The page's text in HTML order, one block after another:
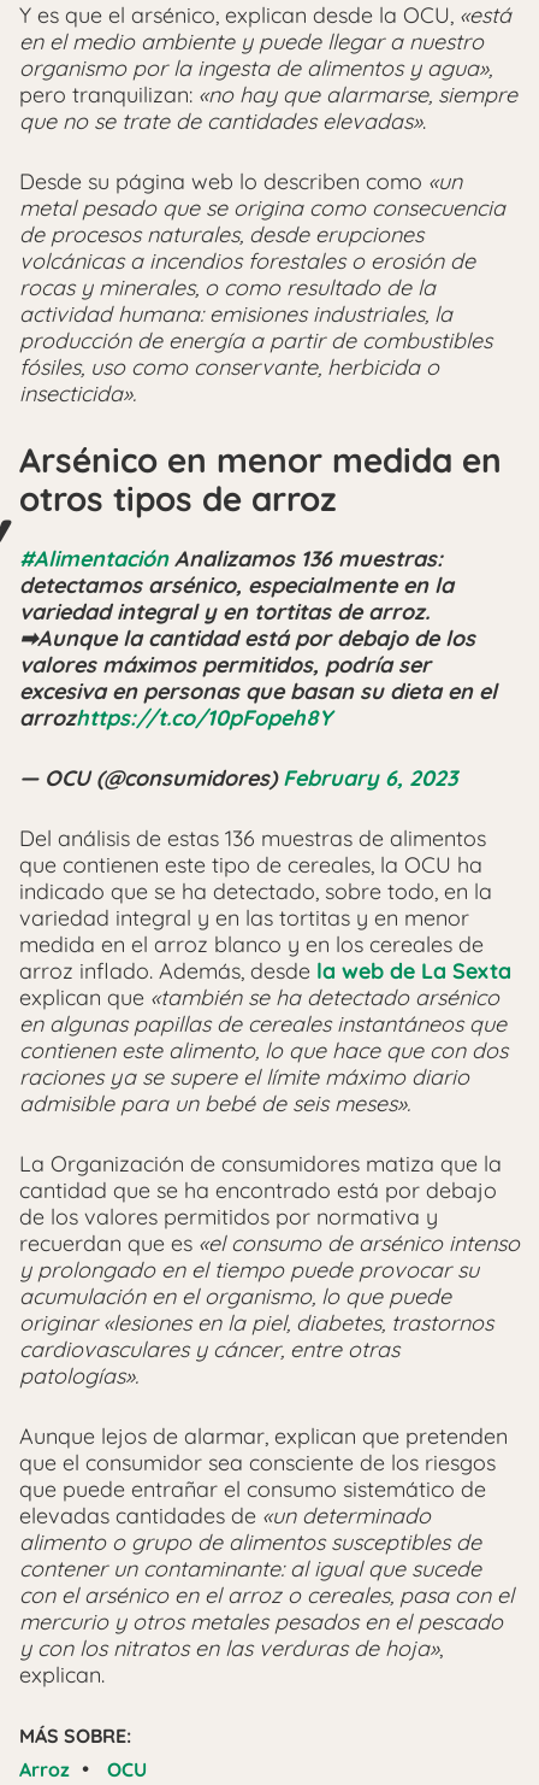
Y es que el arsénico, explican desde la OCU, «está
en el medio ambiente y puede llegar a nuestro
organismo por la ingesta de alimentos y agua»,
pero tranquilizan: «no hay que alarmarse, siempre
que no se trate de cantidades elevadas».
Desde su página web lo describen como «un
metal pesado que se origina como consecuencia
de procesos naturales, desde erupciones
volcánicas a incendios forestales o erosión de
rocas y minerales, o como resultado de la
actividad humana: emisiones industriales, la
producción de energía a partir de combustibles
fósiles, uso como conservante, herbicida o
insecticida».
Arsénico en menor medida en
otros tipos de arroz
#AlimentaciónAnalizamos 136 muestras:
detectamos arsénico, especialmente en la
variedad integral y en tortitas de arroz.
➡Aunque la cantidad está por debajo de los
valores máximos permitidos, podría ser
excesiva en personas que basan su dieta en el
arrozhttps://t.co/10pFopeh8Y
— OCU (@consumidores)February 6, 2023
Del análisis de estas 136 muestras de alimentos
que contienen este tipo de cereales, la OCU ha
indicado que se ha detectado, sobre todo, en la
variedad integral y en las tortitas y en menor
medida en el arroz blanco y en los cereales de
arroz inflado. Además, desde la web de La Sexta
explican que «también se ha detectado arsénico
en algunas papillas de cereales instantáneos que
contienen este alimento, lo que hace que con dos
raciones ya se supere el límite máximo diario
admisible para un bebé de seis meses».
La Organización de consumidores matiza que la
cantidad que se ha encontrado está por debajo
de los valores permitidos por normativa y
recuerdan que es «el consumo de arsénico intenso
y prolongado en el tiempo puede provocar su
acumulación en el organismo, lo que puede
originar «lesiones en la piel, diabetes, trastornos
cardiovasculares y cáncer, entre otras
patologías».
Aunque lejos de alarmar, explican que pretenden
que el consumidor sea consciente de los riesgos
que puede entrañar el consumo sistemático de
elevadas cantidades de «un determinado
alimento o grupo de alimentos susceptibles de
contener un contaminante: al igual que sucede
con el arsénico en el arroz o cereales, pasa con el
mercurio y otros metales pesados en el pescado
y con los nitratos en las verduras de hoja»,
explican.
MÁS SOBRE:
Arroz • OCU